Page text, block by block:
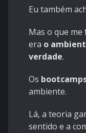
Eu também
Mas o que
era o
verdade.
Os
ambiente.
Lá, a teoria
sentido e a